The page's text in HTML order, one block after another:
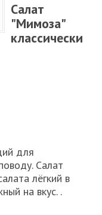
Салат
"Мимоза"
классически
для
Салат
лёгкий в
на вкус. .